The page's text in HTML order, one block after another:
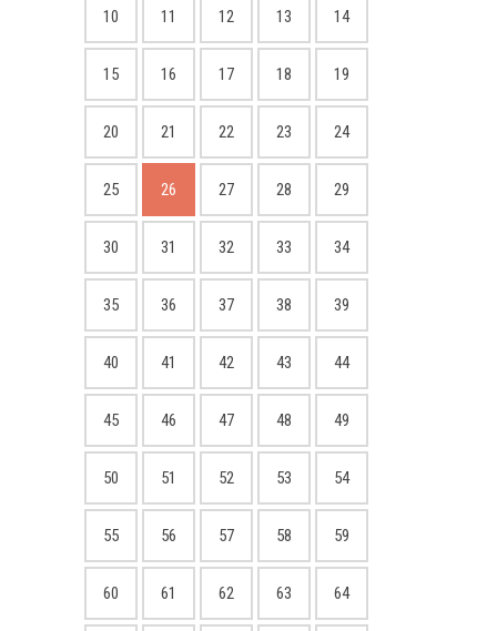
10 11 12 13 14
15 16 17 18 19
20 21 22 23 24
25 26 27 28 29
30 31 32 33 34
35 36 37 38 39
40 41 42 43 44
45 46 47 48 49
50 51 52 53 54
55 56 57 58 59
60 61 62 63 64